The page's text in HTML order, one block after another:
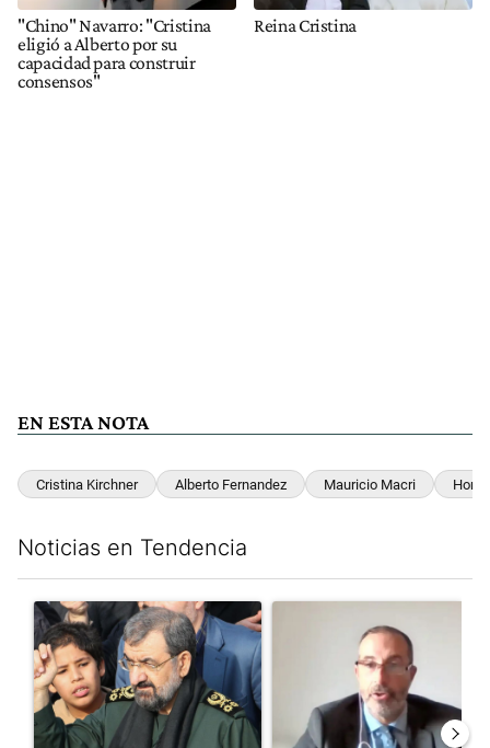
"Chino" Navarro: "Cristina
eligió a Alberto por su
capacidad para construir
consensos"
Reina Cristina
EN ESTA NOTA
Cristina Kirchner Alberto Fernandez Mauricio Macri
Noticias en Tendencia
Un artículo de tendencia con el título "Irán nombró al ideólogo